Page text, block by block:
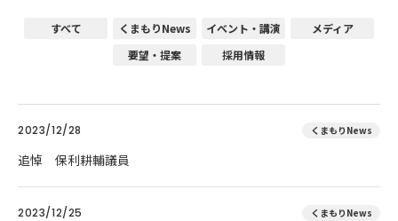
すべて くまもりNews イベント・講演
メディア
要望・提案
採用情報
2023/12/28 くまもりNews
追悼 保利耕輔議員
2023/12/25 くまもりNews